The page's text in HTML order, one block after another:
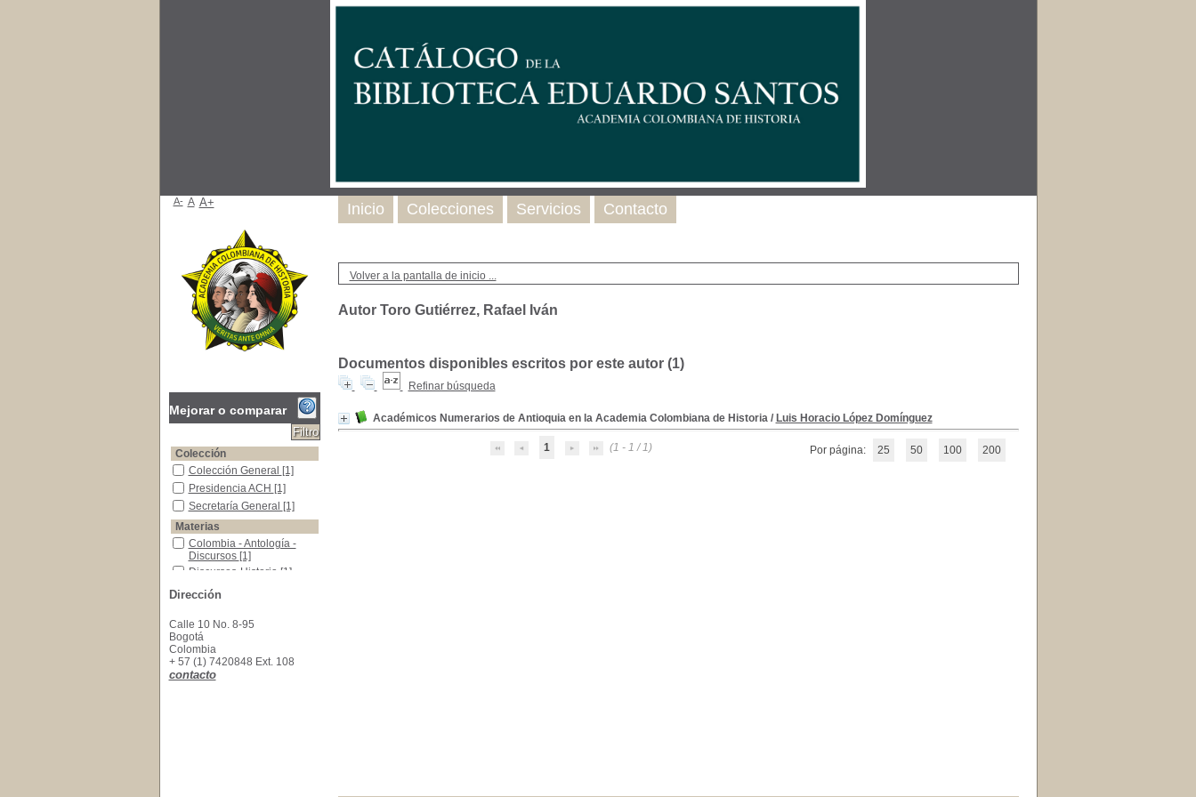
Volver a la pantalla de inicio ...
Autor Toro Gutiérrez, Rafael Iván
Documentos disponibles escritos por este autor (1)
Refinar búsqueda
Académicos Numerarios de Antioquia en la Academia Colombiana de Historia/ Luis Horacio López Domínguez
1 (1 - 1 / 1) Por página: 25 50 100 200
Inicio Colecciones Servicios Contacto
A- A A+
Mejorar o comparar
Colección
Colección General
Colección General [1]
Presidencia ACH
Presidencia ACH [1]
Secretaría General
Secretaría General [1]
Materias
Colombia - Antología - Discursos
Colombia - Antología -
Discursos [1]
Discursos-Historia
Discursos-Historia [1]
Dirección
Calle 10 No. 8-95
Bogotá
Colombia
+ 57 (1) 7420848 Ext. 108
contacto